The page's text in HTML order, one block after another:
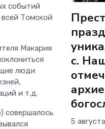
событий
Томской
Макария
люди
и т.д.
совершалось
с.
5